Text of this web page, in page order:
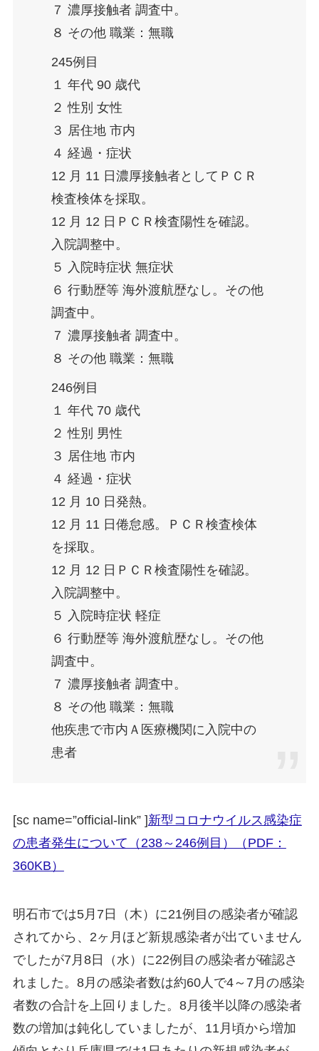
７ 濃厚接触者 調査中。
８ その他 職業：無職
245例目
１ 年代 90 歳代
２ 性別 女性
３ 居住地 市内
４ 経過・症状
12 月 11 日濃厚接触者としてＰＣＲ
検査検体を採取。
12 月 12 日ＰＣＲ検査陽性を確認。
入院調整中。
５ 入院時症状 無症状
６ 行動歴等 海外渡航歴なし。その他
調査中。
７ 濃厚接触者 調査中。
８ その他 職業：無職
246例目
１ 年代 70 歳代
２ 性別 男性
３ 居住地 市内
４ 経過・症状
12 月 10 日発熱。
12 月 11 日倦怠感。ＰＣＲ検査検体
を採取。
12 月 12 日ＰＣＲ検査陽性を確認。
入院調整中。
５ 入院時症状 軽症
６ 行動歴等 海外渡航歴なし。その他
調査中。
７ 濃厚接触者 調査中。
８ その他 職業：無職
他疾患で市内Ａ医療機関に入院中の
患者
[sc name=”official-link” ]新型コロナウイルス感染症
の患者発生について（238～246例目）（PDF：
360KB）
明石市では5月7日（木）に21例目の感染者が確認
されてから、2ヶ月ほど新規感染者が出ていません
でしたが7月8日（水）に22例目の感染者が確認さ
れました。8月の感染者数は約60人で4～7月の感染
者数の合計を上回りました。8月後半以降の感染者
数の増加は鈍化していましたが、11月頃から増加